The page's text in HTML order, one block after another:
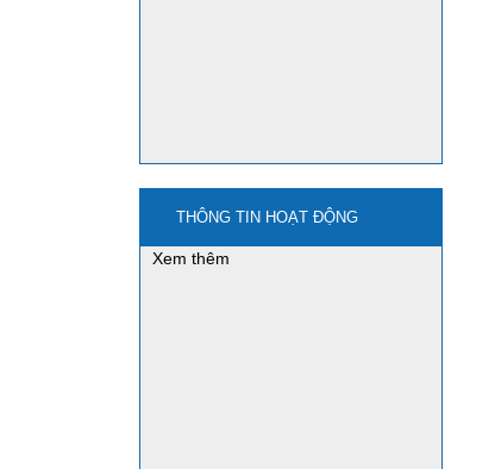
THÔNG TIN HOẠT ĐỘNG
Xem thêm